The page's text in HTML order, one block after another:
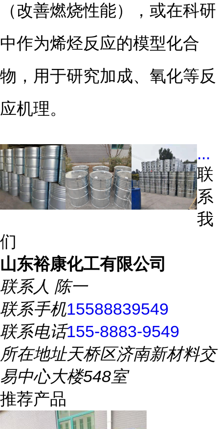
（改善燃烧性能），或在科研
中作为烯烃反应的模型化合
物，用于研究加成、氧化等反
应机理。
...
联
系
我
们
山东裕康化工有限公司
联系人 陈一
联系手机15588839549
联系电话155-8883-9549
所在地址天桥区济南新材料交
易中心大楼548室
推荐产品